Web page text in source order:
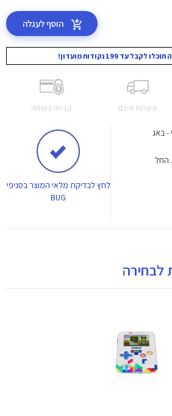
הוסף לעגלה
עד 199 נקודות מועדון!
משלוח חינם קנייה בטוחה
- באג
החל
לחץלבדיקת מלאי המוצר בסניפי
BUG
לבחירה